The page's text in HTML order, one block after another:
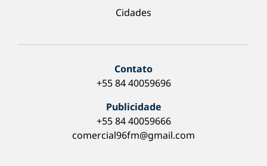
Cidades
Contato
+55 84 40059696
Publicidade
+55 84 40059666
comercial96fm@gmail.com